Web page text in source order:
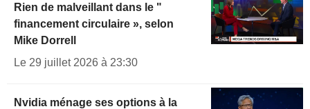
Rien de malveillant dans le "
financement circulaire », selon
Mike Dorrell
Le 29 juillet 2026 à 23:30
Nvidia ménage ses options à la